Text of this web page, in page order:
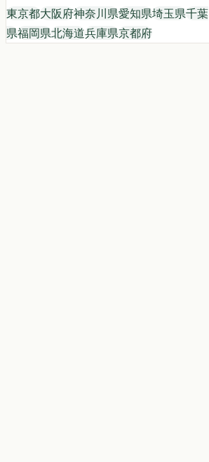
東京都大阪府神奈川県愛知県埼玉県千葉
県福岡県北海道兵庫県京都府